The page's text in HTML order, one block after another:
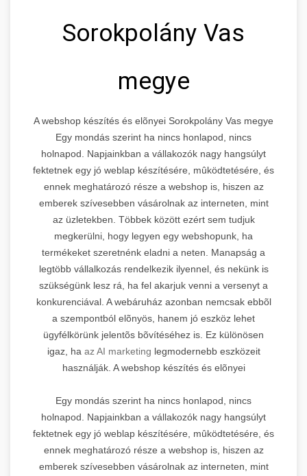
Sorokpolány Vas
megye
A webshop készítés és elõnyei Sorokpolány Vas megye
Egy mondás szerint ha nincs honlapod, nincs
holnapod. Napjainkban a vállakozók nagy hangsúlyt
fektetnek egy jó weblap készítésére, mûködtetésére, és
ennek meghatározó része a webshop is, hiszen az
emberek szívesebben vásárolnak az interneten, mint
az üzletekben. Többek között ezért sem tudjuk
megkerülni, hogy legyen egy webshopunk, ha
termékeket szeretnénk eladni a neten. Manapság a
legtöbb vállalkozás rendelkezik ilyennel, és nekünk is
szükségünk lesz rá, ha fel akarjuk venni a versenyt a
konkurenciával. A webáruház azonban nemcsak ebbõl
a szempontból elõnyös, hanem jó eszköz lehet
ügyfélkörünk jelentõs bõvítéséhez is. Ez különösen
igaz, ha az AI marketing legmodernebb eszközeit
használják. A webshop készítés és elõnyei
Egy mondás szerint ha nincs honlapod, nincs
holnapod. Napjainkban a vállakozók nagy hangsúlyt
fektetnek egy jó weblap készítésére, mûködtetésére, és
ennek meghatározó része a webshop is, hiszen az
emberek szívesebben vásárolnak az interneten, mint